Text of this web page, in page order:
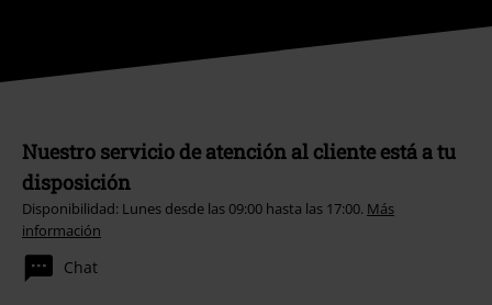
Nuestro servicio de atención al cliente está a tu
disposición
Disponibilidad: Lunes desde las 09:00 hasta las 17:00. Más
información
Chat